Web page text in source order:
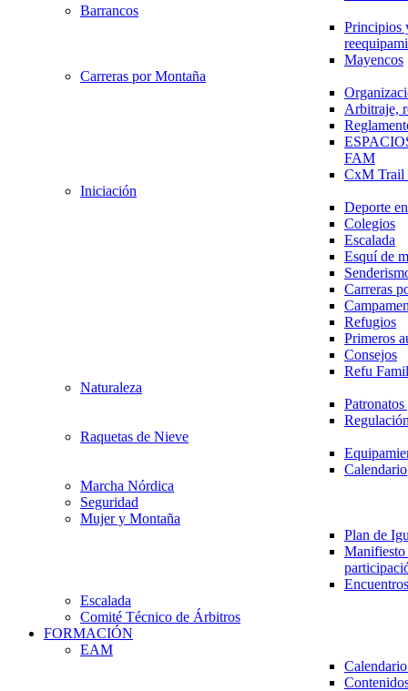
Barrancos
Principios
Mayencos
Carreras por Montaña
Arbitraje,
FAM
CxM
Iniciación
Deporte
Colegios
Escalada
Esquí de
Carreras
Refugios
Primeros
Consejos
Refu
Naturaleza
Raquetas de Nieve
Calendario
Marcha Nórdica
Seguridad
Mujer y Montaña
Plan de
Escalada
Comité Técnico de Árbitros
FORMACIÓN
EAM